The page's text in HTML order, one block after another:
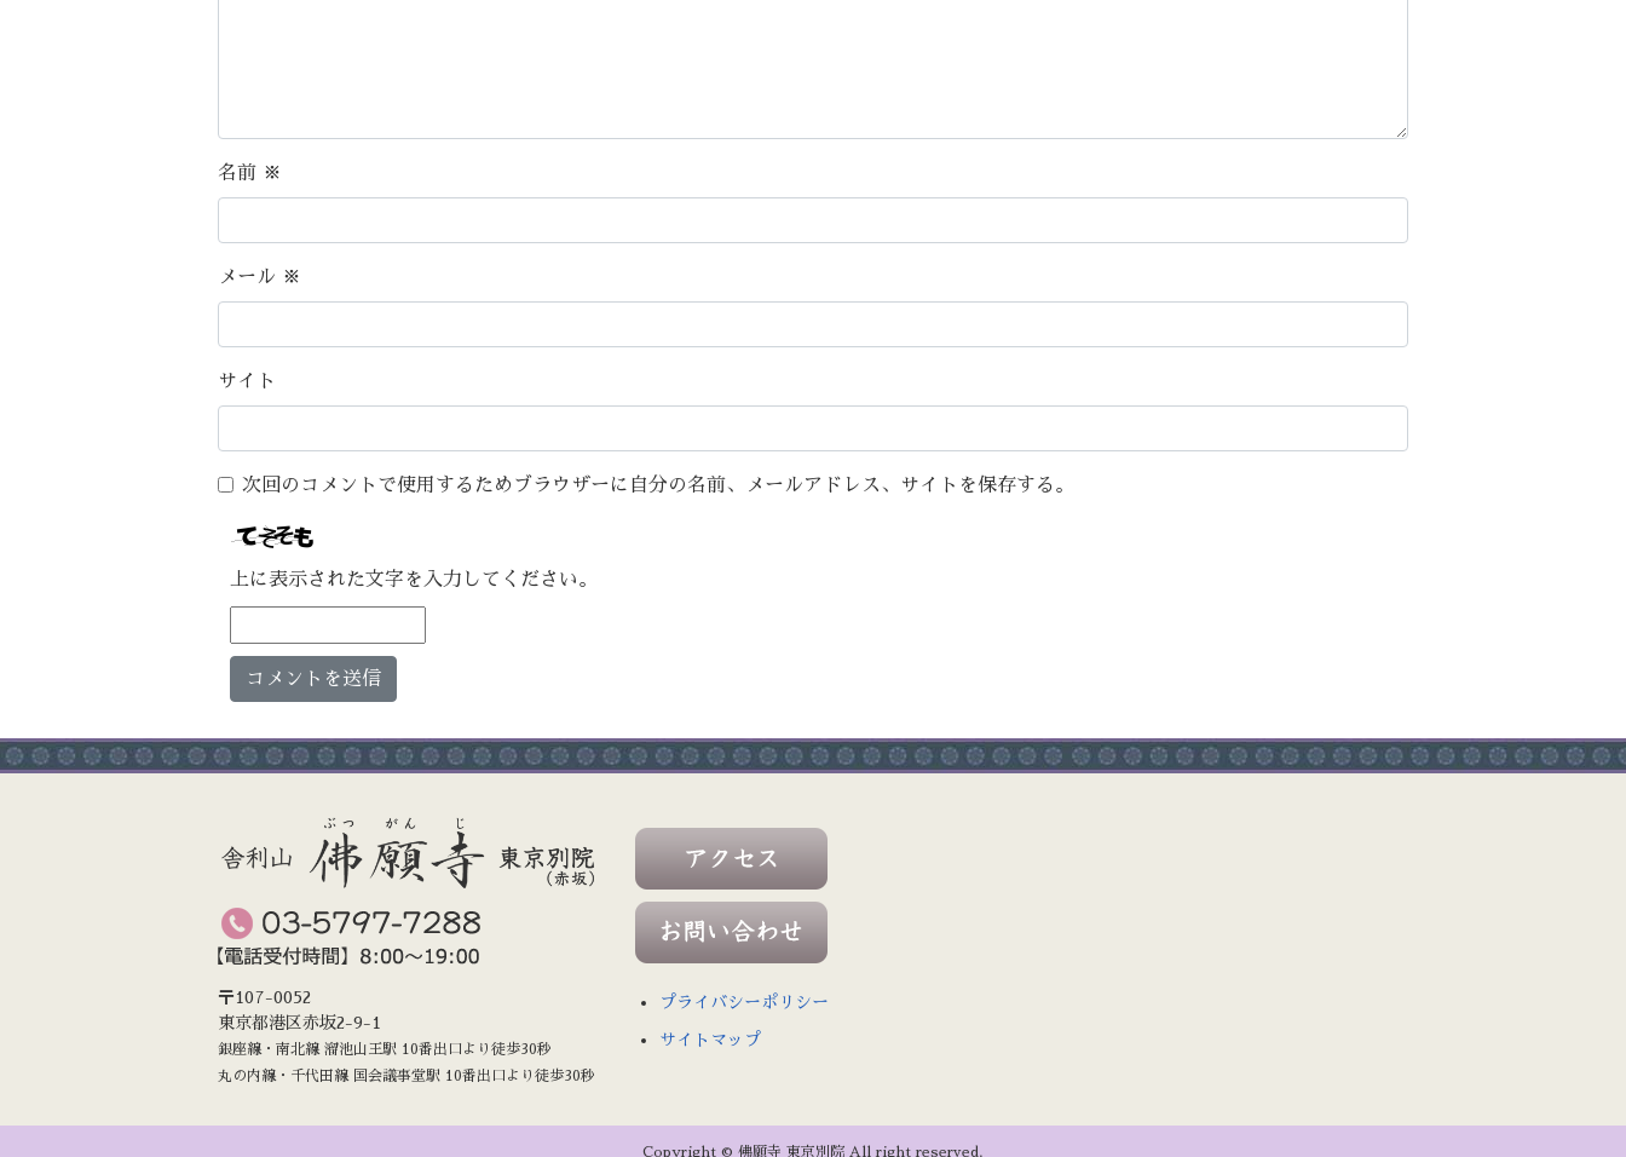
名前 ※
メール ※
サイト
次回のコメントで使用するためブラウザーに自分の名前、メールアドレス、サイトを保存する。
上に表示された文字を入力してください。
〒107-0052
東京都港区赤坂2-9-1
銀座線・南北線 溜池山王駅 10番出口より徒歩30秒
丸の内線・千代田線 国会議事堂駅 10番出口より徒歩30秒
プライバシーポリシー
サイトマップ
Copyright © 佛願寺 東京別院 All right reserved.